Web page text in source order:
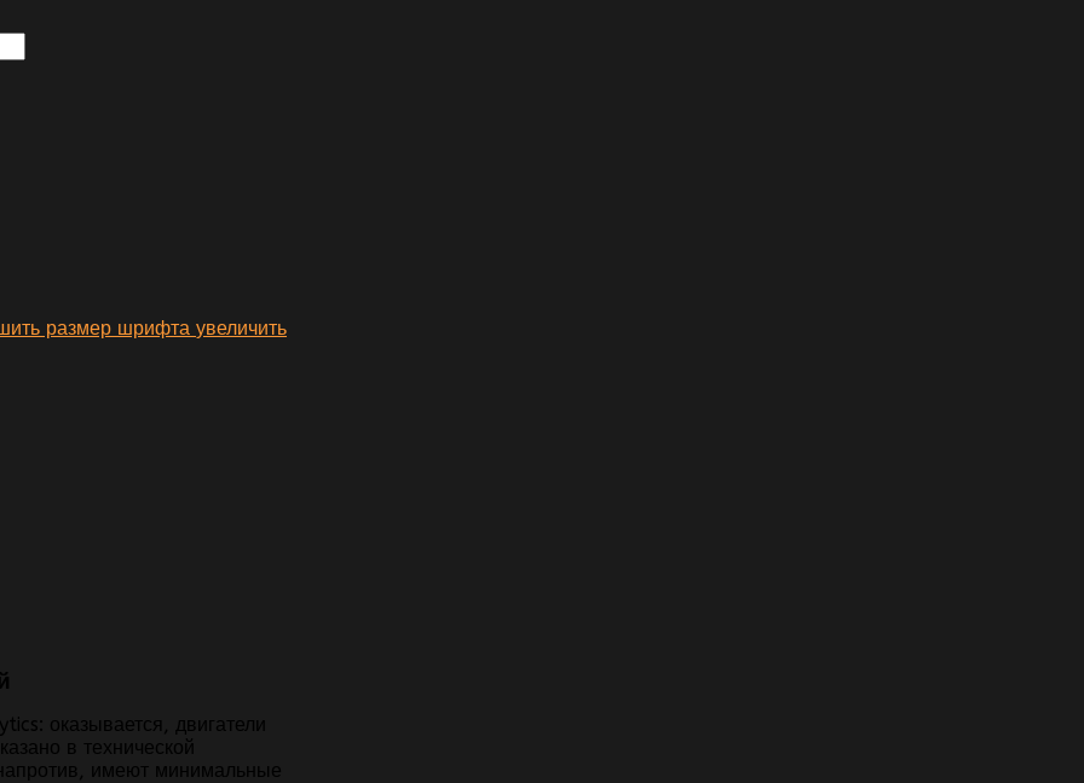
увеличить
оказывается, двигатели
в технической
имеют минимальные